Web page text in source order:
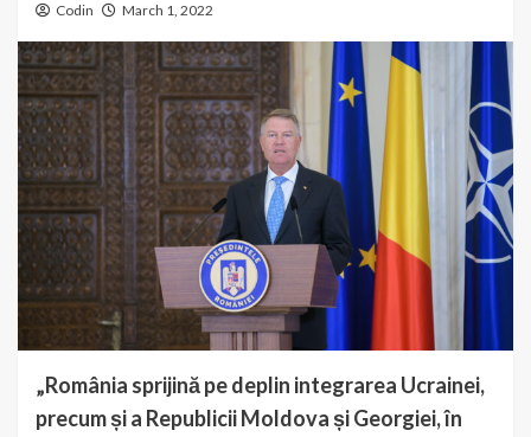
Codin March 1, 2022
„România sprijină pe deplin integrarea Ucrainei,
precum și a Republicii Moldova și Georgiei, în